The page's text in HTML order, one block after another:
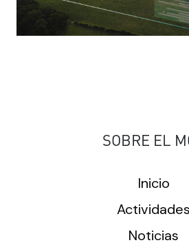
SOBRE EL
Inicio
Actividades
Noticias